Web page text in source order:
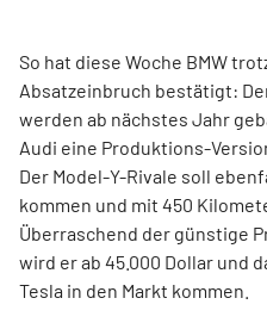
So hat diese Woche BMW
Absatzeinbruch bestätigt:
werden ab nächstes Jahr
Audi eine Produktions-
Der Model-Y-Rivale soll
kommen und mit 450
Überraschend der günstige
wird er ab 45.000 Dollar und
Tesla in den Markt kommen.